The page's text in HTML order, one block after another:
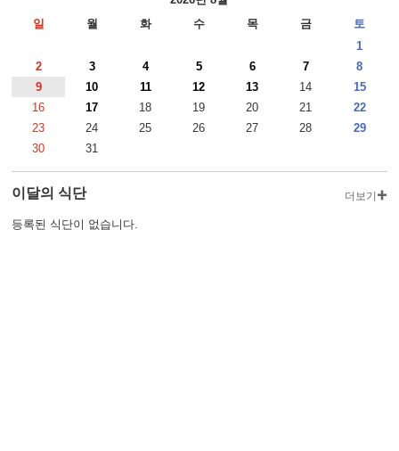
일
월 화 수 목 금
토
1
2
3 4 5 6 7
8
9
10 11 12 13 14
15
16
17 18 19 20 21
22
23
24 25 26 27 28
29
30
31
이달의 식단 더보기
등록된 식단이 없습니다.